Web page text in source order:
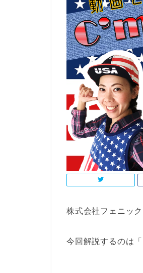
株式会社フェニッ
今回解説するのは